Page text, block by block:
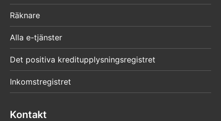
Räknare
Alla e-tjänster
Det positiva kreditupplysningsregistret
Inkomstregistret
Kontakt